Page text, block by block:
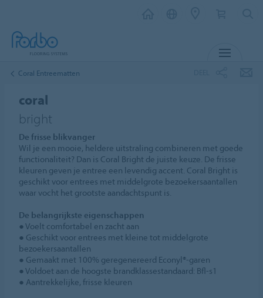
Coral Entreematten
coral
bright
De frisse blikvanger
Wil je een mooie, heldere uitstraling combineren met goede
functionaliteit? Dan is Coral Bright de juiste keuze. De frisse
kleuren geven je entree een levendig accent. Coral Bright is
geschikt voor entrees met middelgrote bezoekersaantallen
waar vocht het grootste aandachtspunt is.
De belangrijkste eigenschappen
● Voelt comfortabel en zacht aan
● Geschikt voor entrees met kleine tot middelgrote
bezoekersaantallen
● Gemaakt met 100% geregenereerd Econyl®‑garen
● Voldoet aan de hoogste brandklassestandaard: Bfl‑s1
● Aantrekkelijke, frisse kleuren